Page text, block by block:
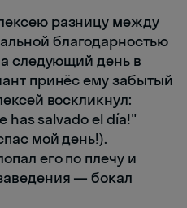
разницу между
благодарностью
следующий день в
принёс ему забытый
воскликнул:
has salvado el día!"
мой день!).
его по плечу и
— бокал